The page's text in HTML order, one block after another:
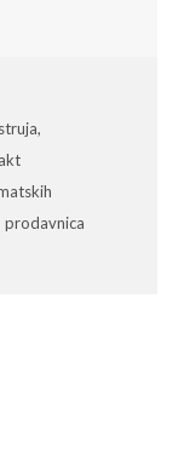
,
prodavnica